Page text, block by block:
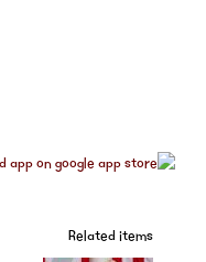
Related items